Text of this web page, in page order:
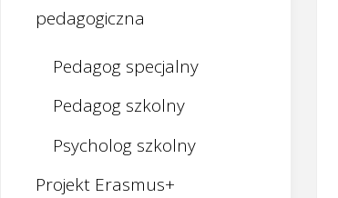
pedagogiczna
Pedagog specjalny
Pedagog szkolny
Psycholog szkolny
Projekt Erasmus+